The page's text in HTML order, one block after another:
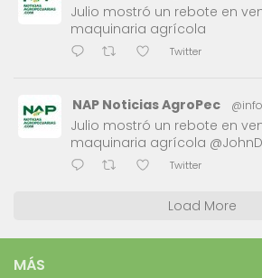
Julio mostró un rebote en
maquinaria agrícola
Twitter
NAP Noticias AgroPec
Julio mostró un rebote en
maquinaria agrícola
Twitter
Load More
MÁS